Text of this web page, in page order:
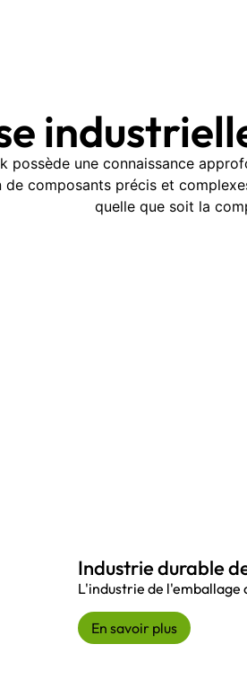
possède une connaissance
composants précis et
quelle que soit la
Industrie durable
L'industrie de l'emballage
En savoir plus